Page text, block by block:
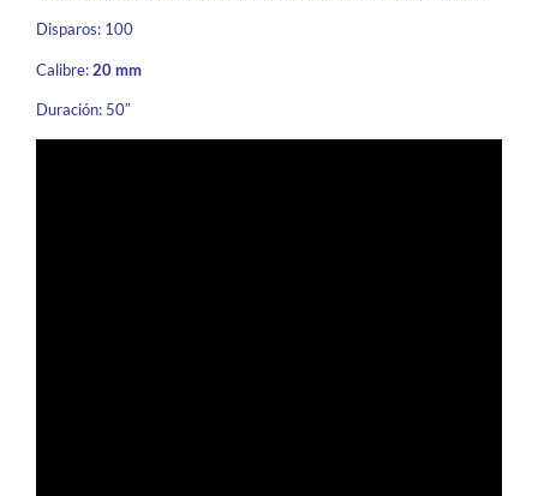
Disparos: 100
Calibre:20 mm
Duración: 50″